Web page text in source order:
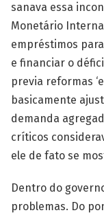
sanava essa
Monetário
empréstimos
e financiar o
previa reformas
basicamente
demanda
críticos
ele de fato se
Dentro do
problemas. Do